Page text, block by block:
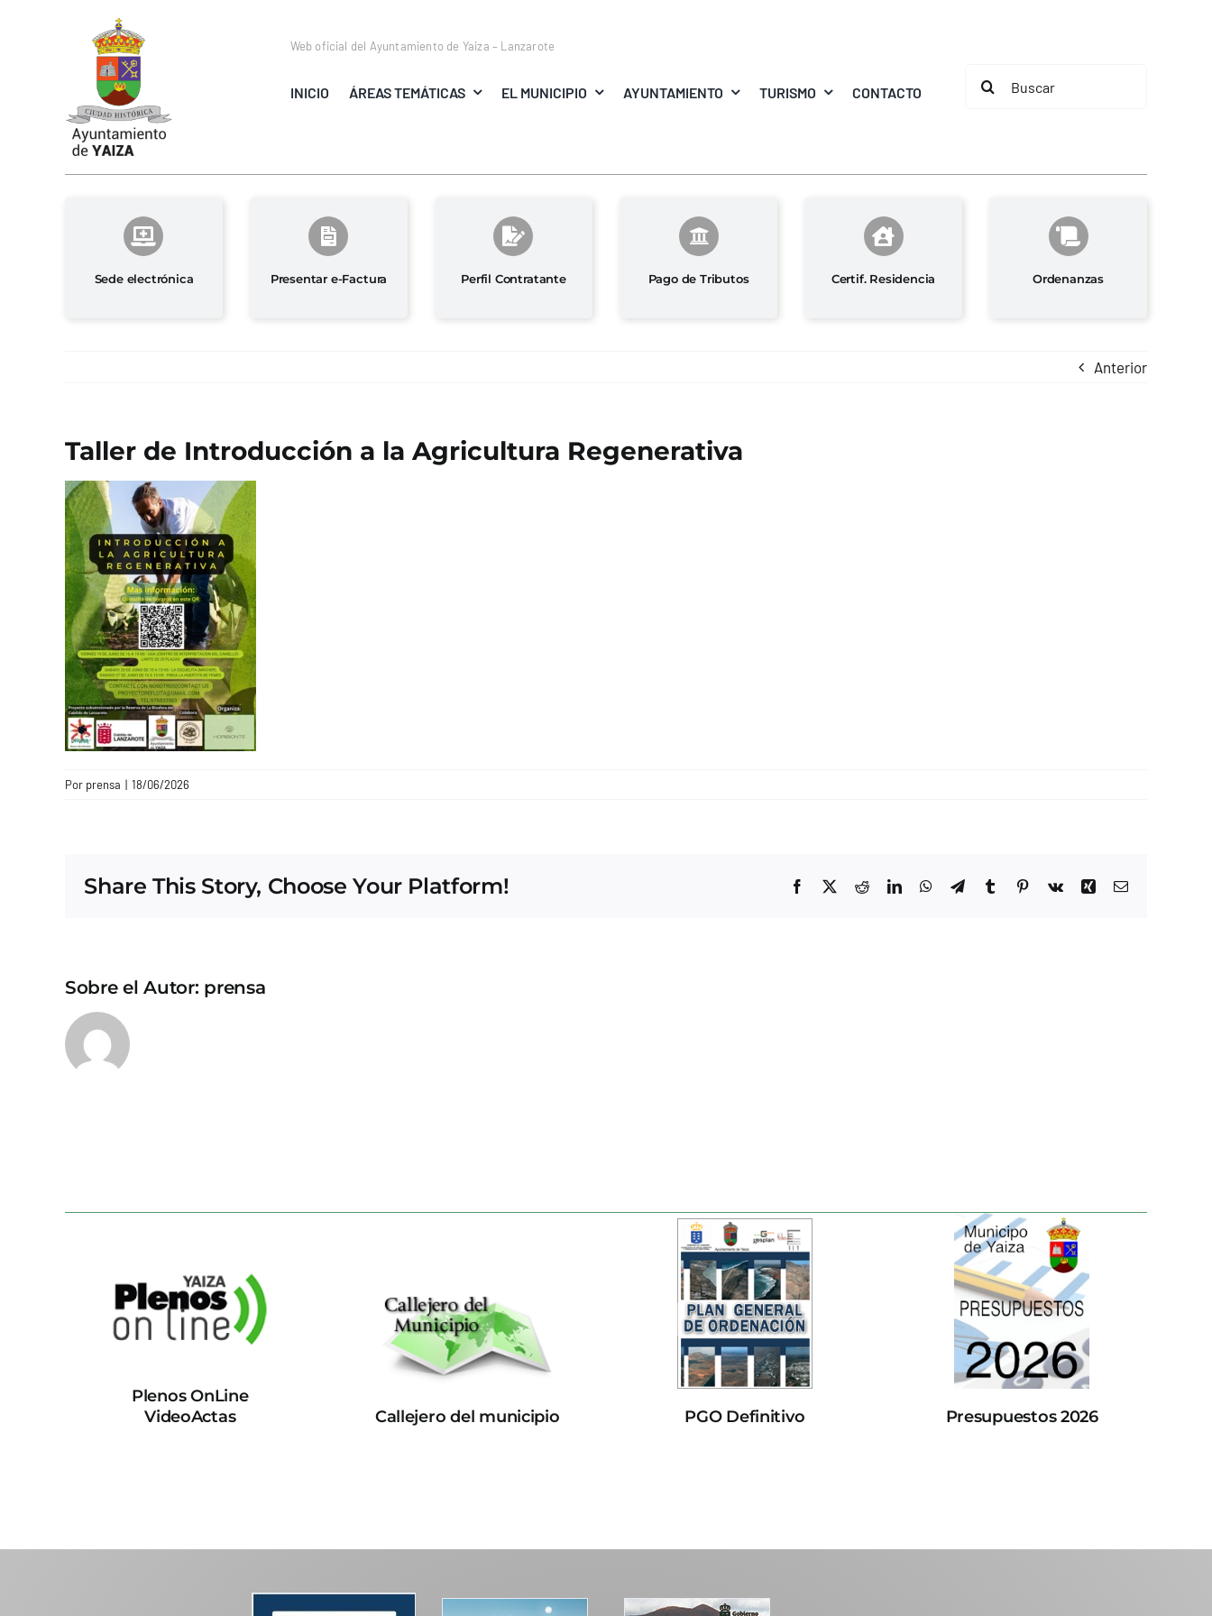
Web oficial del Ayuntamiento de Yaiza – Lanzarote
INICIO ÁREAS TEMÁTICAS EL MUNICIPIO AYUNTAMIENTO TURISMO CONTACTO
Buscar:
Sede electrónica Presentar e-Factura Perfil Contratante Pago de Tributos Certif. Residencia Ordenanzas
Anterior
Taller de Introducción a la Agricultura Regenerativa
Por prensa | 18/06/2026
Share This Story, Choose Your Platform! Facebook
X RedditLinkedInWhatsApp
TelegramTumblrPinterest
Vk Xing Correo
Sobre el Autor: prensa
Plenos OnLine
VideoActas
Callejero del municipio PGO Definitivo Presupuestos 2026